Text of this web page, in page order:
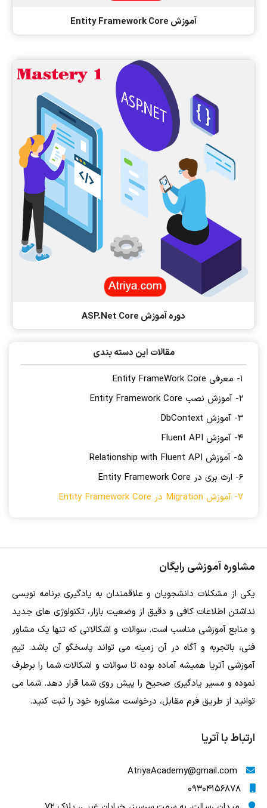
آموزش Entity Framework Core
دوره آموزش ASP.Net Core
مقالات این دسته بندی
1- معرفی Entity FrameWork Core
2- آموزش نصب Entity Framework Core
3- آموزش DbContext
4- آموزش Fluent API
5- آموزش Relationship with Fluent API
6- ارث بری در Entity Framework Core
7- آموزش Migration در Entity Framework Core
مشاوره آموزشی رایگان
یکی از مشکلات دانشجویان و علاقمندان به یادگیری برنامه نویسی
نداشتن اطلاعات کافی و دقیق از وضعیت بازار، تکنولوژی های جدید
و منابع آموزشی مناسب است. سوالات و اشکالاتی که تنها یک مشاور
فنی، باتجربه و آگاه در آن زمینه می تواند پاسخگو آن باشد. تیم
آموزشی آتریا همیشه آماده بوده تا سوالات و اشکالات شما را برطرف
نموده و مسیر یادگیری صحیح را پیش روی شما قرار دهد. شما می
توانید از طریق فرم مقابل، درخواست مشاوره خود را ثبت کنید.
ارتباط با آتریا
AtriyaAcademy@gmail.com
09304156878